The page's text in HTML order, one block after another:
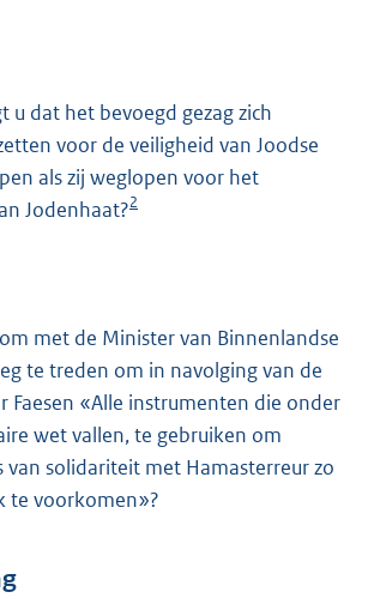
u dat het bevoegd gezag zich
voor de veiligheid van Joodse
als zij weglopen voor het
Jodenhaat?2
met de Minister van Binnenlandse
te treden om in navolging van de
Faesen «Alle instrumenten die onder
wet vallen, te gebruiken om
van solidariteit met Hamasterreur zo
te voorkomen»?